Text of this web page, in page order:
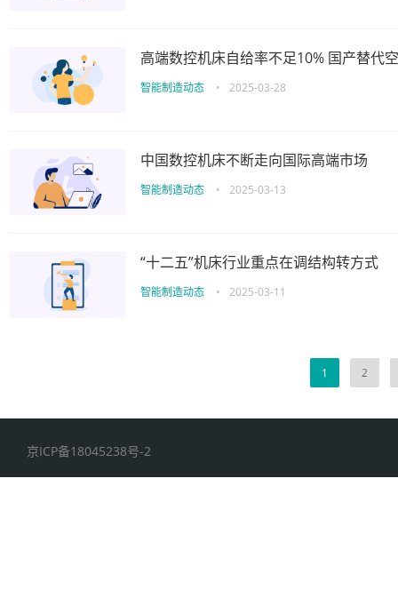
高端数控机床自给率不足10% 国产替代
智能制造动态 • 2025-03-28
中国数控机床不断走向国际高端市场
智能制造动态 • 2025-03-13
“十二五”机床行业重点在调结构转方式
智能制造动态 • 2025-03-11
1 2
京ICP备18045238号-2